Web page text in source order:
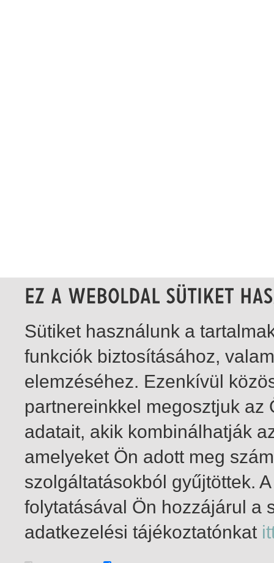
1-2 / összesen 2 találat
Sütiket használunk a
funkciók biztosításához,
elemzéséhez. Ezenkívül
partnereinkkel megosztjuk
adatait, akik kombinálhatják
amelyeket Ön adott meg
szolgáltatásokból gyűjtöttek.
folytatásával Ön hozzájárul a
adatkezelési tájékoztatónkat